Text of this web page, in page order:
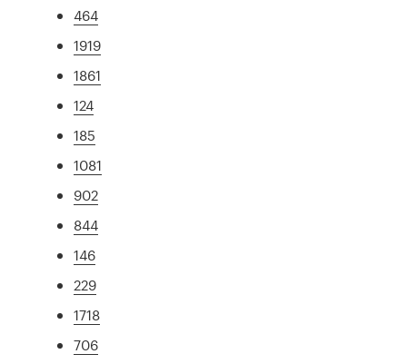
464
1919
1861
124
185
1081
902
844
146
229
1718
706